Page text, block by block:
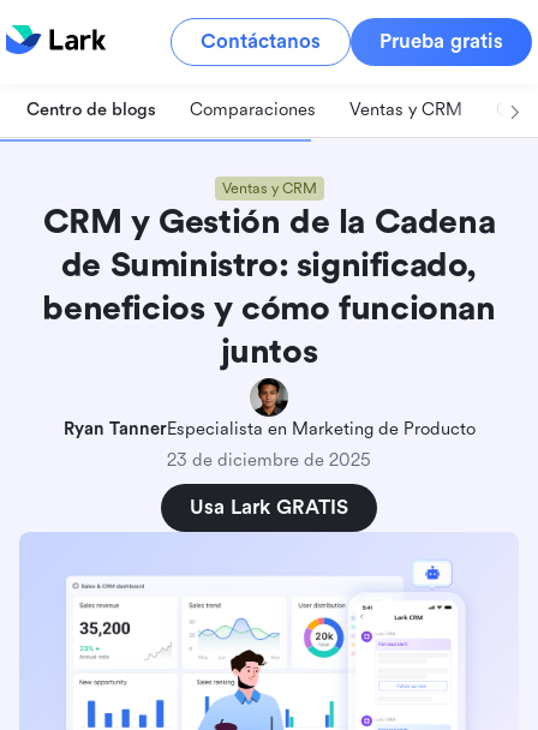
Contáctanos Prueba gratis
Centro de blogs Comparaciones Ventas y CRM
Ventas y CRM
CRM y Gestión de la Cadena
de Suministro: significado,
beneficios y cómo funcionan
juntos
Ryan TannerEspecialista en Marketing de Producto
23 de diciembre de 2025
Usa Lark GRATIS
¿Qué es CRM en la gestión de la cadena de
suministro?